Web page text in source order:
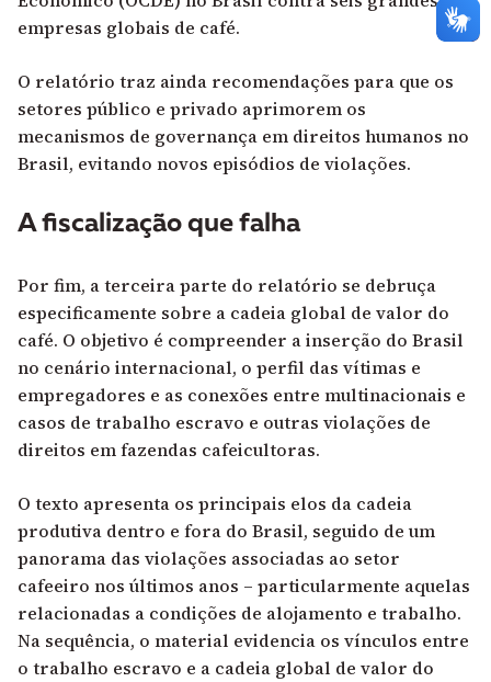
empresas globais de café.
O relatório traz ainda recomendações para que os
setores público e privado aprimorem os
mecanismos de governança em direitos humanos no
Brasil, evitando novos episódios de violações.
A fiscalização que falha
Por fim, a terceira parte do relatório se debruça
especificamente sobre a cadeia global de valor do
café. O objetivo é compreender a inserção do Brasil
no cenário internacional, o perfil das vítimas e
empregadores e as conexões entre multinacionais e
casos de trabalho escravo e outras violações de
direitos em fazendas cafeicultoras.
O texto apresenta os principais elos da cadeia
produtiva dentro e fora do Brasil, seguido de um
panorama das violações associadas ao setor
cafeeiro nos últimos anos – particularmente aquelas
relacionadas a condições de alojamento e trabalho.
Na sequência, o material evidencia os vínculos entre
o trabalho escravo e a cadeia global de valor do